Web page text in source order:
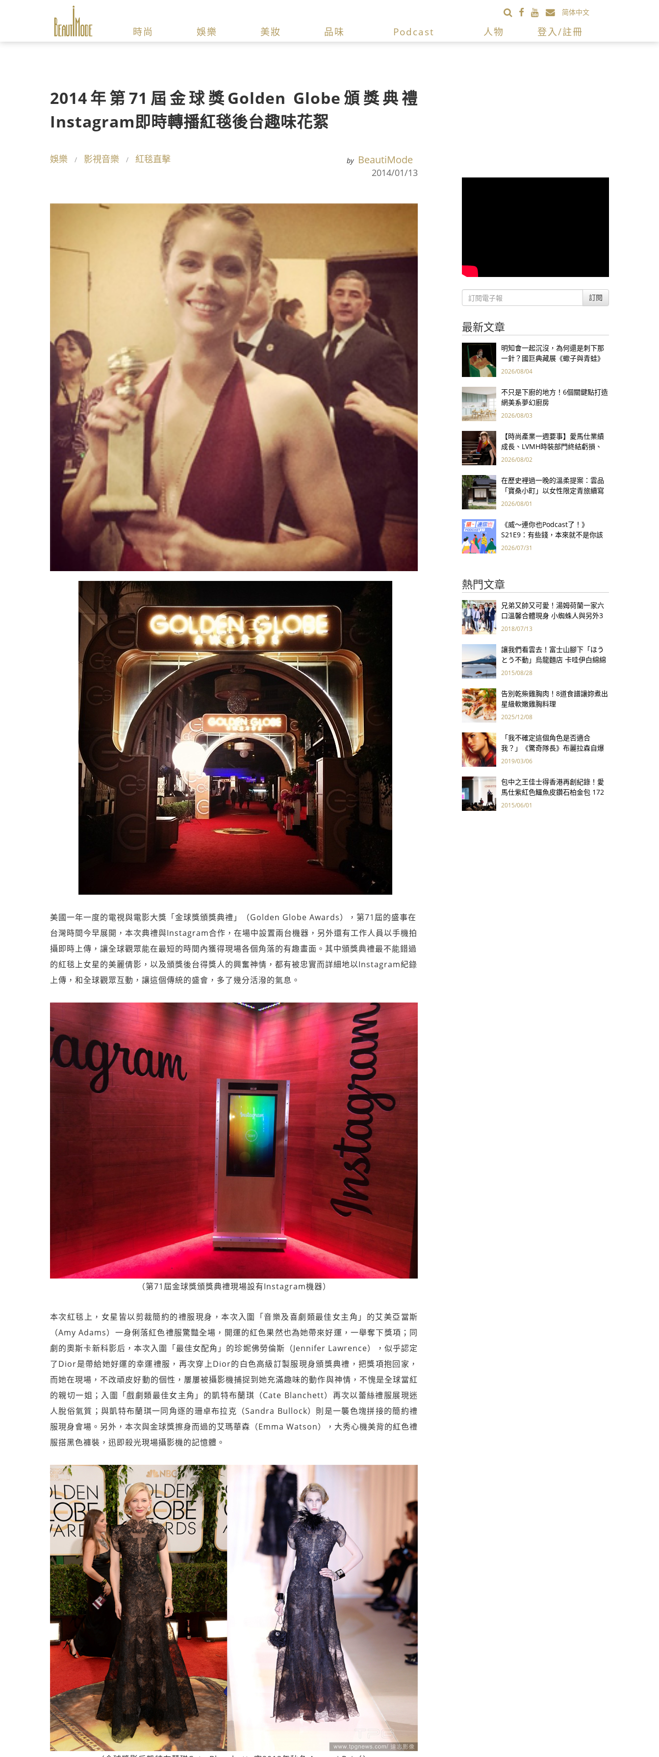
简体中文
時尚 娛樂 美妝 品味 Podcast 人物 登入/註冊
2014年第71屆金球獎Golden Globe頒獎典禮
Instagram即時轉播紅毯後台趣味花絮
娛樂 影視音樂 紅毯直擊 by BeautiMode
2014/01/13
美國一年一度的電視與電影大獎「金球獎頒獎典禮」（Golden Globe Awards），第71屆的盛事在
台灣時間今早展開，本次典禮與Instagram合作，在場中設置兩台機器，另外還有工作人員以手機拍
攝即時上傳，讓全球觀眾能在最短的時間內獲得現場各個角落的有趣畫面。其中頒獎典禮最不能錯過
的紅毯上女星的美麗倩影，以及頒獎後台得獎人的興奮神情，都有被忠實而詳細地以Instagram紀錄
上傳，和全球觀眾互動，讓這個傳統的盛會，多了幾分活潑的氣息。
（第71屆金球獎頒獎典禮現場設有Instagram機器）
本次紅毯上，女星皆以剪裁簡約的禮服現身，本次入圍「音樂及喜劇類最佳女主角」的艾美亞當斯
（Amy Adams）一身俐落紅色禮服驚豔全場，開運的紅色果然也為她帶來好運，一舉奪下獎項；同
劇的奧斯卡新科影后，本次入圍「最佳女配角」的珍妮佛勞倫斯（Jennifer Lawrence），似乎認定
了Dior是帶給她好運的幸運禮服，再次穿上Dior的白色高級訂製服現身頒獎典禮，把獎項抱回家，
而她在現場，不改頑皮好動的個性，屢屢被攝影機捕捉到她充滿趣味的動作與神情，不愧是全球當紅
的親切一姐；入圍「戲劇類最佳女主角」的凱特布蘭琪（Cate Blanchett）再次以蕾絲禮服展現迷
人脫俗氣質；與凱特布蘭琪一同角逐的珊卓布拉克（Sandra Bullock）則是一襲色塊拼接的簡約禮
服現身會場。另外，本次與金球獎擦身而過的艾瑪華森（Emma Watson），大秀心機美背的紅色禮
服搭黑色褲裝，迅即殺光現場攝影機的記憶體。
訂閱
最新文章
明知會一起沉沒，為何還是刺下那
一針？國巨典藏展《蠍子與青蛙》
用66件名作拷問人性
2026/08/04
不只是下廚的地方！6個關鍵點打造
網美系夢幻廚房
2026/08/03
【時尚產業一週要事】愛馬仕業績
成長、LVMH時裝部門終結虧損、
Kering轉型策略初現成效、Prada
2026/08/02
在歷史裡過一晚的溫柔提案：雲品
「寶桑小町」以女性限定青旅續寫
台東老屋記憶
2026/08/01
《威～連你也Podcast了！》
S21E9：有些錢，本來就不是你該
賺的——讀《一個投機者的告白》
2026/07/31
熱門文章
兄弟又帥又可愛！湯姆荷蘭一家六
口溫馨合體現身 小蜘蛛人與另外3
個弟弟感情超好！
2018/07/13
讓我們看雲去！富士山腳下「ほう
とう不動」烏龍麵店 卡哇伊白綿綿
造型療癒你的心
2015/08/28
告別乾柴雞胸肉！8道食譜讓妳煮出
星級軟嫩雞胸料理
2025/12/08
「我不確定這個角色是否適合
我？」《驚奇隊長》布麗拉森自爆
原本不想當超級英雄
2019/03/06
包中之王佳士得香港再創紀錄！愛
馬仕紫紅色鱷魚皮鑽石柏金包 172
萬港幣創全球手袋拍賣最高價
2015/06/01